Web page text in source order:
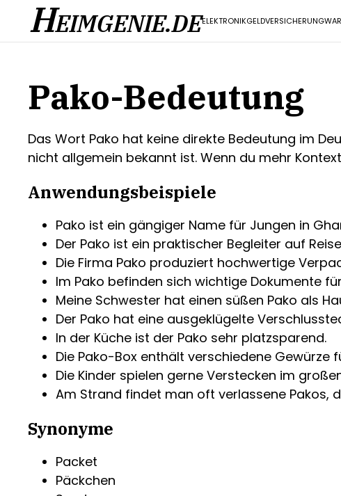
HEIMGENIE.DEELEKTRONIKGELDVERSICHERUNG
Pako-Bedeutung
Das Wort Pako hat keine direkte Bedeutung im
nicht allgemein bekannt ist. Wenn du mehr
Anwendungsbeispiele
Pako ist ein gängiger Name für Jungen in
Der Pako ist ein praktischer Begleiter auf
Die Firma Pako produziert hochwertige
Im Pako befinden sich wichtige Dokumente
Meine Schwester hat einen süßen Pako als
Der Pako hat eine ausgeklügelte
In der Küche ist der Pako sehr platzsparend.
Die Pako-Box enthält verschiedene Gewürze
Die Kinder spielen gerne Verstecken im
Am Strand findet man oft verlassene Pakos,
Synonyme
Packet
Päckchen